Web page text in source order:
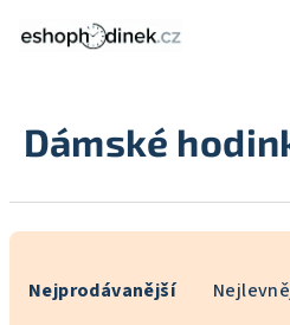
Dámské
Nejprodávanější